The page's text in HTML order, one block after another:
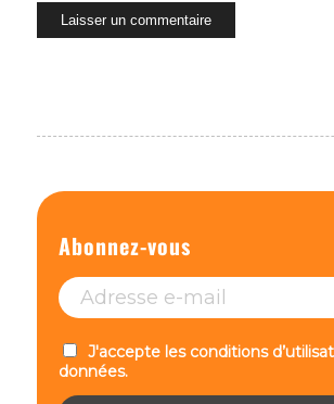
Abonnez-vous
J'accepte les conditions
données.